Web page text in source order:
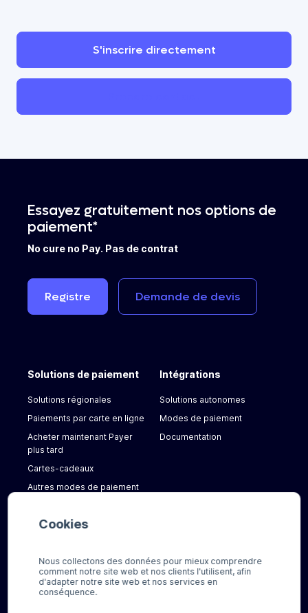
Cookies
Nous collectons des données pour mieux comprendre
comment notre site web et nos clients l'utilisent, afin
d'adapter notre site web et nos services en
conséquence.
S'inscrire directement
Essayez gratuitement nos options de
paiement*
No cure no Pay. Pas de contrat
Registre Demande de devis
Solutions de paiement
Solutions régionales
Paiements par carte en ligne
Acheter maintenant Payer
plus tard
Cartes-cadeaux
Autres modes de paiement
Intégrations
Solutions autonomes
Modes de paiement
Documentation
Actualités
FAQ
Pour les consommateurs